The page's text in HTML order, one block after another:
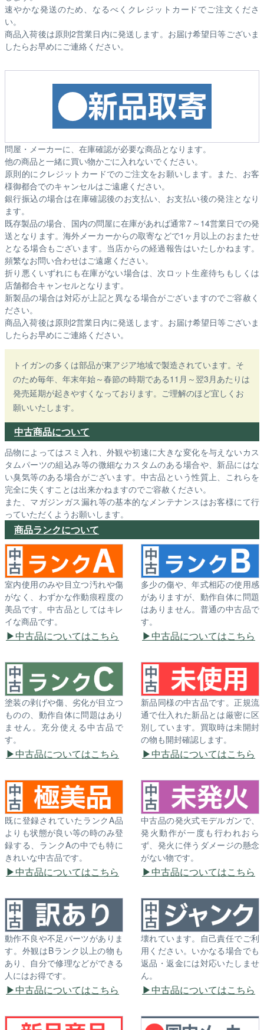
速やかな発送のため、なるべくクレジットカードでご注文くださ
い。
商品入荷後は原則2営業日内に発送します。お届け希望日等ございま
したらお早めにご連絡ください。
問屋・メーカーに、在庫確認が必要な商品となります。
他の商品と一緒に買い物かごに入れないでください。
原則的にクレジットカードでのご注文をお願いします。また、お客
様御都合でのキャンセルはご遠慮ください。
銀行振込の場合は在庫確認後のお支払い、お支払い後の発注となり
ます。
既存製品の場合、国内の問屋に在庫があれば通常7～14営業日での発
送となります。海外メーカーからの取寄などで1ヶ月以上のおまたせ
となる場合もございます。 当店からの経過報告はいたしかねます。
頻繁なお問い合わせはご遠慮ください。
折り悪くいずれにも在庫がない場合は、次ロット生産待ちもしくは
店舗都合キャンセルとなります。
新製品の場合は対応が上記と異なる場合がございますのでご容赦く
ださい。
商品入荷後は原則2営業日内に発送します。お届け希望日等ございま
したらお早めにご連絡ください。
トイガンの多くは部品が東アジア地域で製造されています。そ
のため毎年、年末年始～春節の時期である11月～翌3月あたりは
発売延期が起きやすくなっております。ご理解のほど宜しくお
願いいたします。
中古商品について
品物によってはスミ入れ、外観や初速に大きな変化を与えないカス
タムパーツの組込み等の微細なカスタムのある場合や、新品にはな
い臭気等のある場合がございます。中古品という性質上、これらを
完全に失くすことは出来かねますのでご容赦ください。
また、マガジンガス漏れ等の基本的なメンテナンスはお客様にて行
っていただくようお願いします。
商品ランクについて
室内使用のみや目立つ汚れや傷
がなく、わずかな作動痕程度の
美品です。中古品としてはキレ
イな商品です。
中古品についてはこちら
多少の傷や、年式相応の使用感
がありますが、動作自体に問題
はありません。普通の中古品で
す。
中古品についてはこちら
塗装の剥げや傷、劣化が目立つ
ものの、動作自体に問題はあり
ません。充分使える中古品で
す。
中古品についてはこちら
新品同様の中古品です。正規流
通で仕入れた新品とは厳密に区
別しています。買取時は未開封
の物も開封確認します。
中古品についてはこちら
既に登録されていたランクA品
よりも状態が良い等の時のみ登
録する、ランクAの中でも特に
きれいな中古品です。
中古品についてはこちら
中古品の発火式モデルガンで、
発火動作が一度も行われおら
ず、発火に伴うダメージの懸念
がない物です。
中古品についてはこちら
動作不良や不足パーツがありま
す。外観はBランク以上の物も
あり、自分で修理などができる
人にはお得です。
中古品についてはこちら
壊れています。自己責任でご利
用ください。いかなる場合でも
返品・返金には対応いたしませ
ん。
中古品についてはこちら